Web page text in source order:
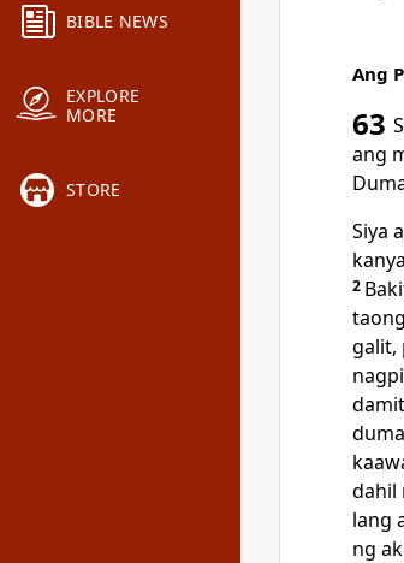
BIBLE NEWS
EXPLORE
MORE
STORE
Ang
63
ang
Siya
2
galit,
dahil
lang
ng